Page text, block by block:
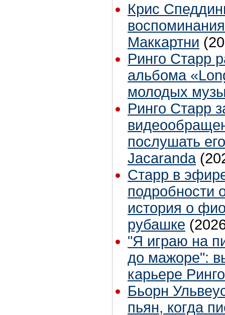
Крис
Маккартни
Ринго Старр
альбома
молодых
Ринго Старр
послушать
Jacaranda
Старр в
подробности
история о
рубашке
"Я играю на
до мажоре":
карьере
Бьорн
пьян, когда